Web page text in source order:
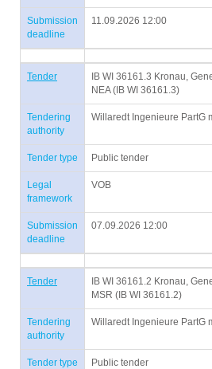
Submission
deadline
11.09.2026 12:00
Tender
IB WI 36161.3 Kronau,
NEA (IB WI 36161.3)
Tendering
authority
Willaredt Ingenieure PartG
Tender type Public tender
Legal
framework
VOB
Submission
deadline
07.09.2026 12:00
Tender
IB WI 36161.2 Kronau,
MSR (IB WI 36161.2)
Tendering
authority
Willaredt Ingenieure PartG
Tender type Public tender